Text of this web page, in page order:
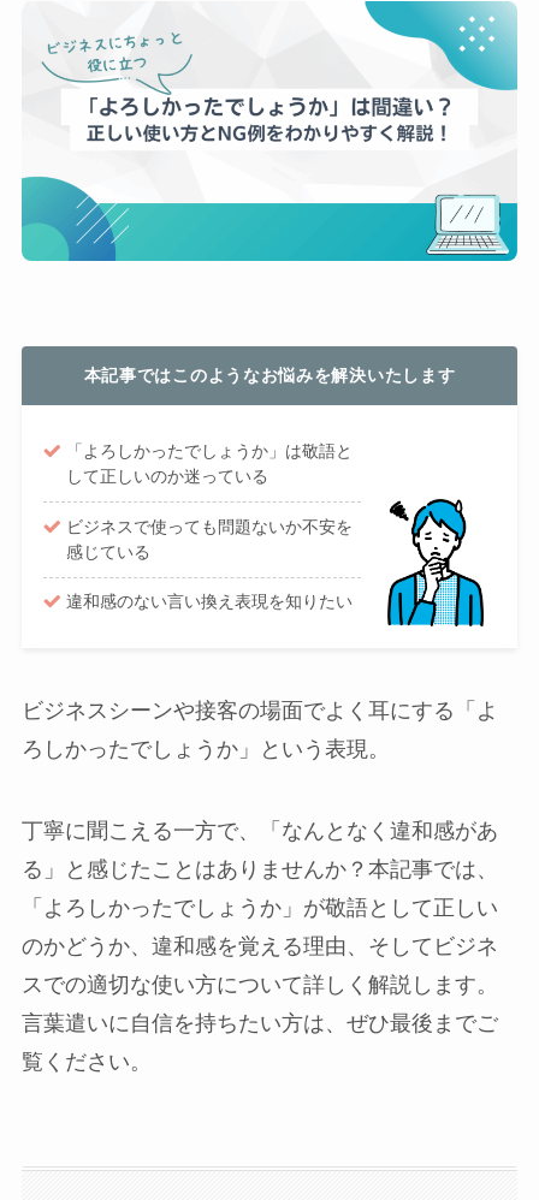
本記事ではこのようなお悩みを解決いたします
「よろしかったでしょうか」は敬語と
して正しいのか迷っている
ビジネスで使っても問題ないか不安を
感じている
違和感のない言い換え表現を知りたい
ビジネスシーンや接客の場面でよく耳にする「よ
ろしかったでしょうか」という表現。
丁寧に聞こえる一方で、「なんとなく違和感があ
る」と感じたことはありませんか？本記事では、
「よろしかったでしょうか」が敬語として正しい
のかどうか、違和感を覚える理由、そしてビジネ
スでの適切な使い方について詳しく解説します。
言葉遣いに自信を持ちたい方は、ぜひ最後までご
覧ください。